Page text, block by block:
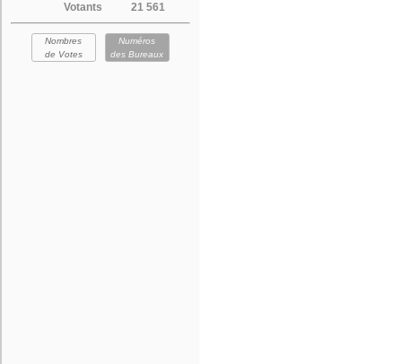
Votants
21 561
Nombres
de Votes
Numéros
des Bureaux